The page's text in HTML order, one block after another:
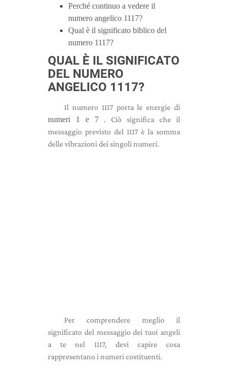
Perché continuo a vedere il
numero angelico 1117?
Qual è il significato biblico del
numero 1117?
QUAL È IL SIGNIFICATO
DEL NUMERO
ANGELICO 1117?
Il numero 1117 porta le energie di
numeri 1 e 7 . Ciò significa che il
messaggio previsto del 1117 è la somma
delle vibrazioni dei singoli numeri.
Per comprendere meglio il
significato del messaggio dei tuoi angeli
a te nel 1117, devi capire cosa
rappresentano i numeri costituenti.